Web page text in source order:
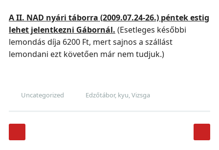
A II. NAD nyári táborra (2009.07.24-26.) péntek estig
lehet jelentkezni Gábornál. (Esetleges későbbi
lemondás díja 6200 Ft, mert sajnos a szállást
lemondani ezt követően már nem tudjuk.)
Uncategorized Edzőtábor, kyu,Vizsga
Post navigation